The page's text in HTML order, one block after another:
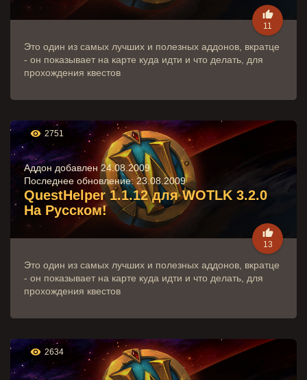

11
Это один из самых лучших и полезных аддонов, вкратце
- он показывает на карте куда идти и что делать, для
прохождения квестов
 2751
Аддон добавлен 24.08.2009
Последнее обновление:23.08.2009
QuestHelper 1.1.12 для WOTLK 3.2.0
На Русском!

13
Это один из самых лучших и полезных аддонов, вкратце
- он показывает на карте куда идти и что делать, для
прохождения квестов
 2634